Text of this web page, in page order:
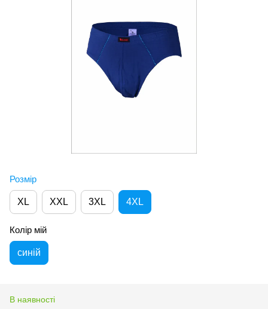
Розмір
XL XXL 3XL 4XL
Колір мій
синій
В наявності